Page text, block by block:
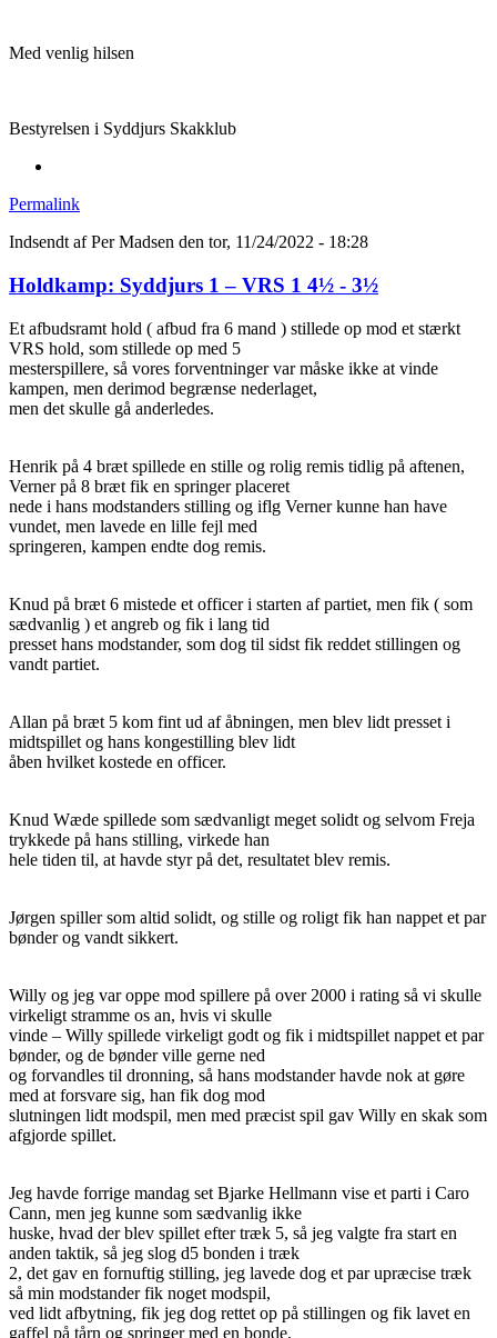
Med venlig hilsen
Bestyrelsen i Syddjurs Skakklub
Permalink
Indsendt afPer Madsen den tor, 11/24/2022 - 18:28
Holdkamp: Syddjurs 1 – VRS 1 4½ - 3½
Et afbudsramt hold ( afbud fra 6 mand ) stillede op mod et stærkt
VRS hold, som stillede op med 5
mesterspillere, så vores forventninger var måske ikke at vinde
kampen, men derimod begrænse nederlaget,
men det skulle gå anderledes.
Henrik på 4 bræt spillede en stille og rolig remis tidlig på aftenen,
Verner på 8 bræt fik en springer placeret
nede i hans modstanders stilling og iflg Verner kunne han have
vundet, men lavede en lille fejl med
springeren, kampen endte dog remis.
Knud på bræt 6 mistede et officer i starten af partiet, men fik ( som
sædvanlig ) et angreb og fik i lang tid
presset hans modstander, som dog til sidst fik reddet stillingen og
vandt partiet.
Allan på bræt 5 kom fint ud af åbningen, men blev lidt presset i
midtspillet og hans kongestilling blev lidt
åben hvilket kostede en officer.
Knud Wæde spillede som sædvanligt meget solidt og selvom Freja
trykkede på hans stilling, virkede han
hele tiden til, at havde styr på det, resultatet blev remis.
Jørgen spiller som altid solidt, og stille og roligt fik han nappet et par
bønder og vandt sikkert.
Willy og jeg var oppe mod spillere på over 2000 i rating så vi skulle
virkeligt stramme os an, hvis vi skulle
vinde – Willy spillede virkeligt godt og fik i midtspillet nappet et par
bønder, og de bønder ville gerne ned
og forvandles til dronning, så hans modstander havde nok at gøre
med at forsvare sig, han fik dog mod
slutningen lidt modspil, men med præcist spil gav Willy en skak som
afgjorde spillet.
Jeg havde forrige mandag set Bjarke Hellmann vise et parti i Caro
Cann, men jeg kunne som sædvanlig ikke
huske, hvad der blev spillet efter træk 5, så jeg valgte fra start en
anden taktik, så jeg slog d5 bonden i træk
2, det gav en fornuftig stilling, jeg lavede dog et par upræcise træk
så min modstander fik noget modspil,
ved lidt afbytning, fik jeg dog rettet op på stillingen og fik lavet en
gaffel på tårn og springer med en bonde,